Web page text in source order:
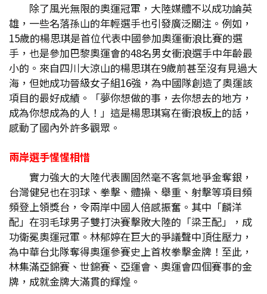
除了風光無限的奧運冠軍，大陸媒體不以成功論英
雄，一些名落孫山的年輕選手也引發廣泛關注。例如，
15歲的楊思琪是首位代表中國參加奧運衝浪比賽的選
手，也是參加巴黎奧運會的48名男女衝浪選手中年齡最
小的。來自四川大涼山的楊思琪在9歲前甚至沒有見過大
海，但她成功晉級女子組16強，為中國隊創造了奧運該
項目的最好成績。「夢你想做的事，去你想去的地方，
成為你想成為的人！」這是楊思琪寫在衝浪板上的話，
感動了國內外許多觀眾。
兩岸選手惺惺相惜
實力強大的大陸代表團固然毫不客氣地爭金奪銀，
台灣健兒也在羽球、拳擊、體操、舉重、射擊等項目頻
頻登上領獎台，令兩岸中國人倍感振奮。其中「麟洋
配」在羽毛球男子雙打決賽擊敗大陸的「梁王配」，成
功衛冕奧運冠軍。林郁婷在巨大的爭議聲中頂住壓力，
為中華台北隊奪得奧運參賽史上首枚拳擊金牌！至此，
林集滿亞錦賽、世錦賽、亞運會、奧運會四個賽事的金
牌，成就金牌大滿貫的輝煌。